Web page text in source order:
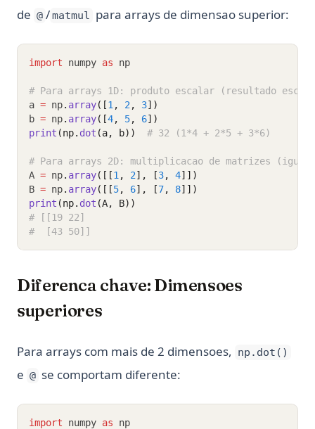
de @ / matmul para arrays de dimensao superior:
import numpy as np
# Para arrays 1D: produto escalar (resultado
a = np. array([1 , 2 , 3])
b = np. array([4, 5, 6])
print (np. dot (a, b)) # 32 (1*4 + 2*5 + 3*6)
# Para arrays 2D: multiplicacao de matrizes (igual
A = np. array([[1 , 2], [3, 4]])
B = np. array([[5, 6], [7, 8]])
print (np. dot (A, B))
# [[19 22]
#  [43 50]]
Diferenca chave: Dimensoes
superiores
Para arrays com mais de 2 dimensoes, np.dot()
e @ se comportam diferente:
import numpy as np